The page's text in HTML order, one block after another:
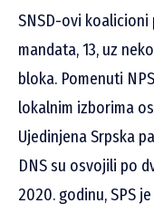
SNSD-ovi
mandata, 13, uz
bloka. Pomenuti
lokalnim izborima
Ujedinjena Srpska
DNS su osvojili po
2020. godinu, SPS